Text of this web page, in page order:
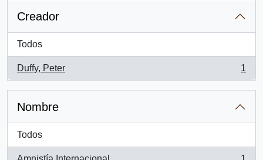
Creador
Todos
Duffy, Peter
, 1 resultados
1
Nombre
Todos